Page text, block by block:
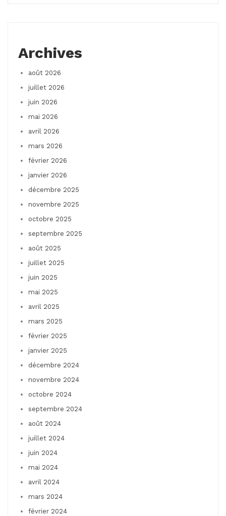
Archives
août 2026
juillet 2026
juin 2026
mai 2026
avril 2026
mars 2026
février 2026
janvier 2026
décembre 2025
novembre 2025
octobre 2025
septembre 2025
août 2025
juillet 2025
juin 2025
mai 2025
avril 2025
mars 2025
février 2025
janvier 2025
décembre 2024
novembre 2024
octobre 2024
septembre 2024
août 2024
juillet 2024
juin 2024
mai 2024
avril 2024
mars 2024
février 2024